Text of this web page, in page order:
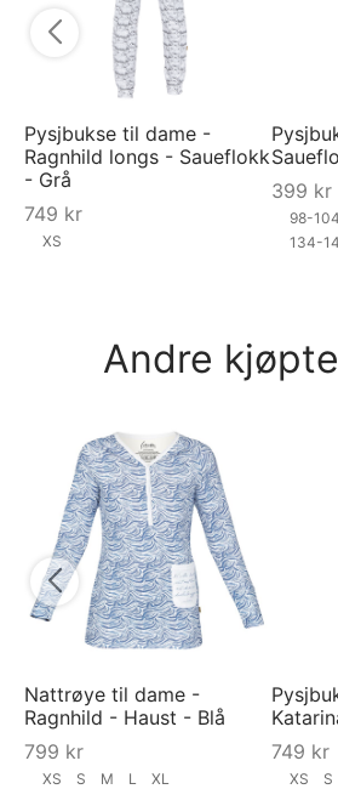
Pysjbukse til dame -
Ragnhild longs - Saueflokk
- Grå
749 kr
XS
399 kr
98-
134-
Andre
Nattrøye til dame -
Ragnhild - Haust - Blå
799 kr
XS S M L XL
749 kr
XS S